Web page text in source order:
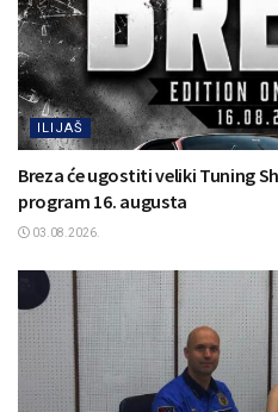
ILIJAŠ
Breza će ugostiti veliki Tuning
program 16. augusta
03.08.2026.